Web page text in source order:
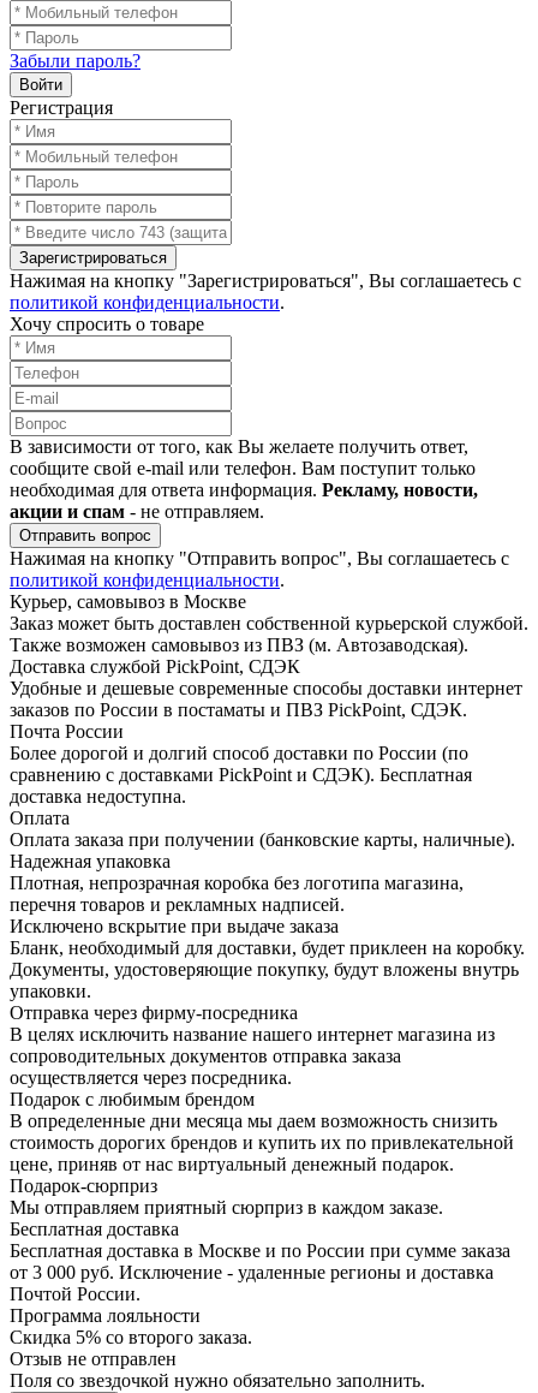
Забыли пароль?
Войти
Регистрация
Зарегистрироваться
Нажимая на кнопку "Зарегистрироваться", Вы соглашаетесь с
политикой конфиденциальности.
Хочу спросить о товаре
В зависимости от того, как Вы желаете получить ответ,
сообщите свой e-mail или телефон. Вам поступит только
необходимая для ответа информация. Рекламу, новости,
акции и спам - не отправляем.
Отправить вопрос
Нажимая на кнопку "Отправить вопрос", Вы соглашаетесь с
политикой конфиденциальности.
Курьер, самовывоз в Москве
Заказ может быть доставлен собственной курьерской службой.
Также возможен самовывоз из ПВЗ (м. Автозаводская).
Доставка службой PickPoint, СДЭК
Удобные и дешевые современные способы доставки интернет
заказов по России в постаматы и ПВЗ PickPoint, СДЭК.
Почта России
Более дорогой и долгий способ доставки по России (по
сравнению с доставками PickPoint и СДЭК). Бесплатная
доставка недоступна.
Оплата
Оплата заказа при получении (банковские карты, наличные).
Надежная упаковка
Плотная, непрозрачная коробка без логотипа магазина,
перечня товаров и рекламных надписей.
Исключено вскрытие при выдаче заказа
Бланк, необходимый для доставки, будет приклеен на коробку.
Документы, удостоверяющие покупку, будут вложены внутрь
упаковки.
Отправка через фирму-посредника
В целях исключить название нашего интернет магазина из
сопроводительных документов отправка заказа
осуществляется через посредника.
Подарок с любимым брендом
В определенные дни месяца мы даем возможность снизить
стоимость дорогих брендов и купить их по привлекательной
цене, приняв от нас виртуальный денежный подарок.
Подарoк-сюрприз
Мы отправляем приятный сюрприз в каждом заказе.
Бесплатная доставка
Бесплатная доставка в Москве и по России при сумме заказа
от 3 000 руб. Исключение - удаленные регионы и доставка
Почтой России.
Программа лояльности
Скидка 5% со второго заказа.
Отзыв не отправлен
Поля со звездочкой нужно обязательно заполнить.